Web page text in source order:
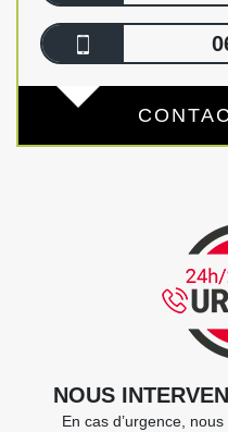
NOUS
En cas d’urgence,